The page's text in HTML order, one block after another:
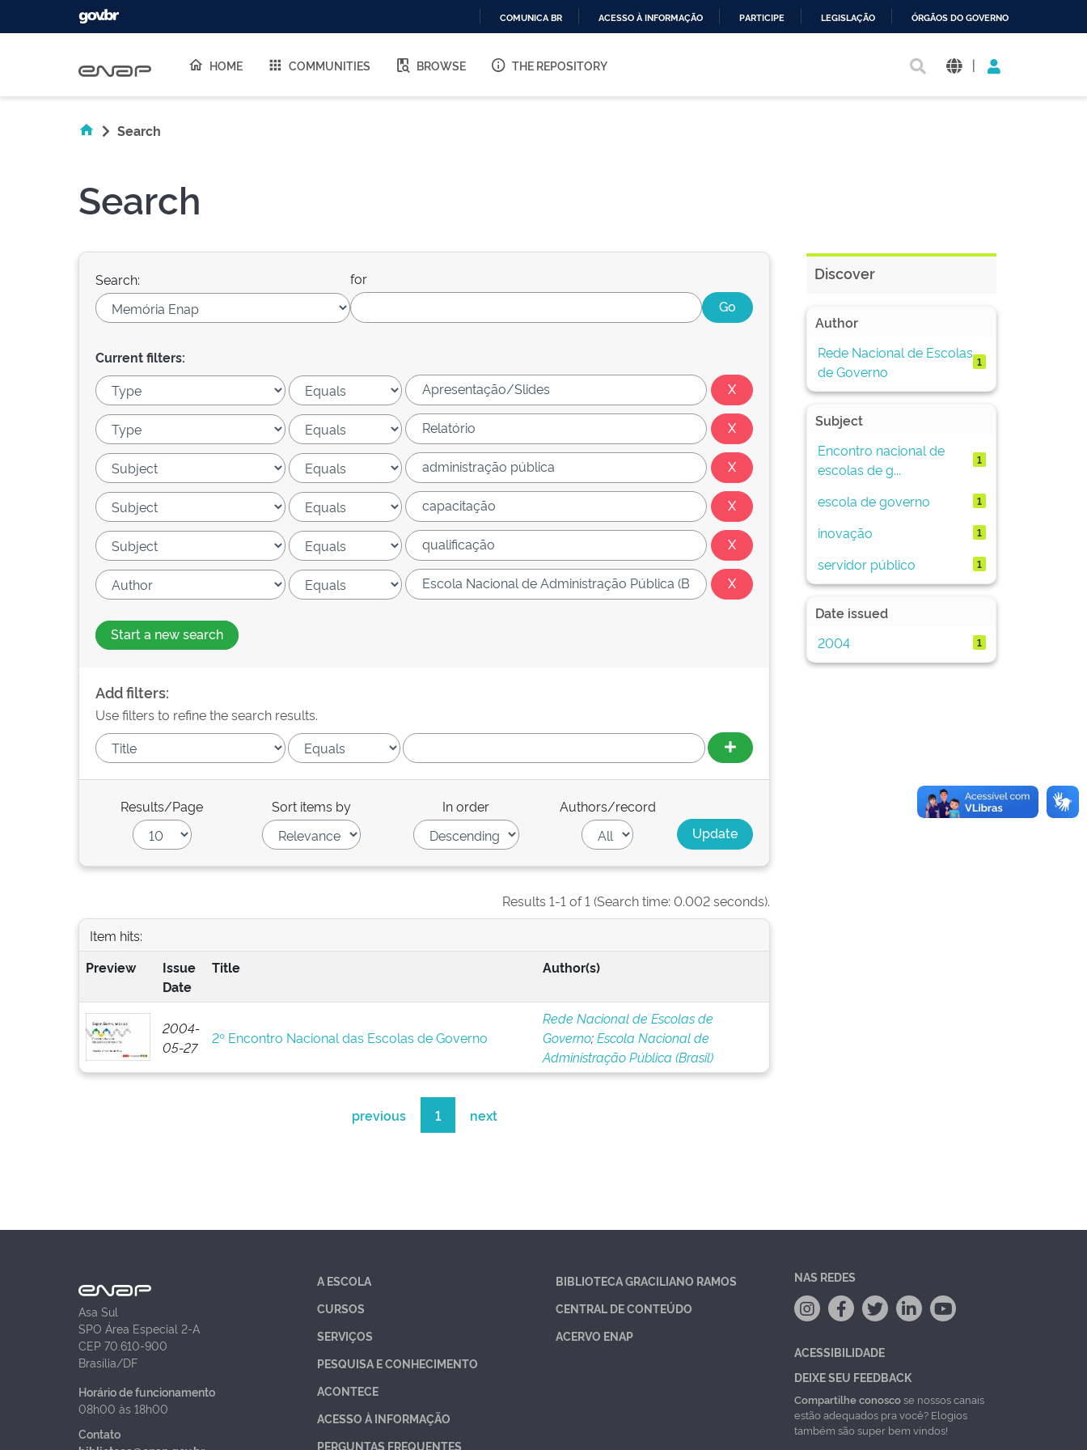
O
COMUNICA BR ACESSO À INFORMAÇÃO PARTICIPE LEGISLAÇÃO ÓRGÃOS DO GOVERNO
HOME COMMUNITIES BROWSE THE REPOSITORY |
Search
Search
Search: for
Current filters:
Start a new search
Add filters:
Use filters to refine the search results.
Results/Page Sort items by In order Authors/record
Results 1-1 of 1 (Search time: 0.002 seconds).
Item hits:
Preview
Issue
Date
Title Author(s)
2004-
05-27
2º Encontro Nacional das Escolas de Governo
Rede Nacional de Escolas de
Governo;Escola Nacional de
Administração Pública (Brasil)
previous 1 next
Discover
Author
Rede Nacional de Escolas
de Governo
1
Subject
Encontro nacional de
escolas de g...
1
escola de governo 1
inovação 1
servidor público 1
Date issued
2004
1
Asa Sul
SPO Área Especial 2-A
CEP 70.610-900
Brasília/DF
Horário de funcionamento
08h00 às 18h00
Contato
A ESCOLA
CURSOS
SERVIÇOS
PESQUISA E CONHECIMENTO
ACONTECE
ACESSO À INFORMAÇÃO
PERGUNTAS FREQUENTES
BIBLIOTECA GRACILIANO RAMOS
CENTRAL DE CONTEÚDO
ACERVO ENAP
NAS REDES
ACESSIBILIDADE
DEIXE SEU FEEDBACK
Compartilhe conoscose nossos canais
estão adequados pra você? Elogios
também são super bem vindos!